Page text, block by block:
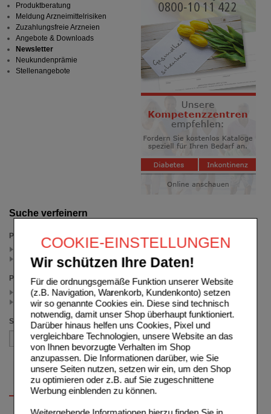
COOKIE-EINSTELLUNGEN
Wir schützen Ihre Daten!
Für die ordnungsgemäße Funktion unserer Website
(z.B. Navigation, Warenkorb, Kundenkonto) setzen
wir so genannte Cookies ein. Diese sind technisch
notwendig, damit unser Shop überhaupt funktioniert.
Darüber hinaus helfen uns Cookies, Pixel und
vergleichbare Technologien, unsere Website an das
von Ihnen bevorzugte Verhalten im Shop
anzupassen. Die Informationen darüber, wie Sie
unsere Seiten nutzen, setzen wir ein, um den Shop
zu optimieren oder z.B. auf Sie zugeschnittene
Werbung einblenden zu können.
Suche verfeinern
Packungsgröße
50 St (1)
20 St (1)
Preis
< 11.00 (1)
>= 11.00 (1)
Sortieren nach
Produktberatung
Meldung Arzneimittelrisiken
Zuzahlungsfreie Arzneien
Angebote & Downloads
Newsletter
Neukundenprämie
Stellenangebote